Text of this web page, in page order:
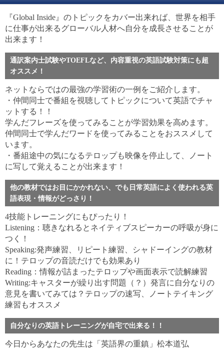
『Global Inside』のトピックをカバー出来れば、世界を相手
に仕事が出来るグローバル人材へ自分を成長させることが
出来ます！
通訳案内士試験やTOEFLなど、内容重視の英語試験対策にも超
オススメ！
ネットならではの最強の学習術の一例をご紹介します。
・仲間同士で番組を視聴してトピックについて英語でチャ
ットする！！
学んだフレーズを使ってみることが学習効果を高めます。
仲間同士で学んだワードを使ってみることをおススメして
います。
・番組途中の気になるテロップも映像を停止して、ノート
に写して覚えることが出来ます！
他の教材ではお目にかかれない、でも日常英語によく使われる英
語表現・情報がどっさり！
4技能トレーニングにもぴったり！
Listening：聴きなれるとネイティブスピーカーの呼吸が身に
つく！
Speaking:発声練習、リピート練習、シャドーイングの教材
に！テロップの音読だけでも効果あり
Reading：情報が詰まったテロップや画面表示で読解練習
Writing:キャスターが繰り出す問題（？）発言に自分なりの
意見を書いてみては？テロップの速写、ノートテイキング
練習もオススメ
自分なりの英語トレーニングが自宅で出来る！！
今日からあなたの先生は「英語界の重鎮」松本道弘